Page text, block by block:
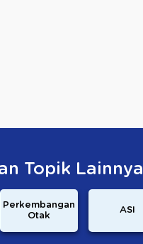
Topik Lainnya
Perkembangan
Otak
ASI